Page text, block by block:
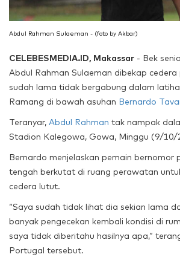
Abdul Rahman Sulaeman - (foto by Akbar)
CELEBESMEDIA.ID, Makassar - Bek
Abdul Rahman Sulaeman dibekap
sudah lama tidak bergabung dalam
Ramang di bawah asuhan Bernardo
Teranyar, Abdul Rahman tak nampak
Stadion Kalegowa, Gowa, Minggu (9/10/
Bernardo menjelaskan pemain bernomor
tengah berkutat di ruang perawatan
cedera lutut.
“Saya sudah tidak lihat dia sekian lama
banyak pengecekan kembali kondisi di
saya tidak diberitahu hasilnya apa,”
Portugal tersebut.